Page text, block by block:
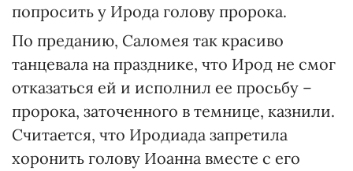
попросить у Ирода голову пророка.
По преданию, Саломея так красиво
танцевала на празднике, что Ирод не смог
отказаться ей и исполнил ее просьбу –
пророка, заточенного в темнице, казнили.
Считается, что Иродиада запретила
хоронить голову Иоанна вместе с его